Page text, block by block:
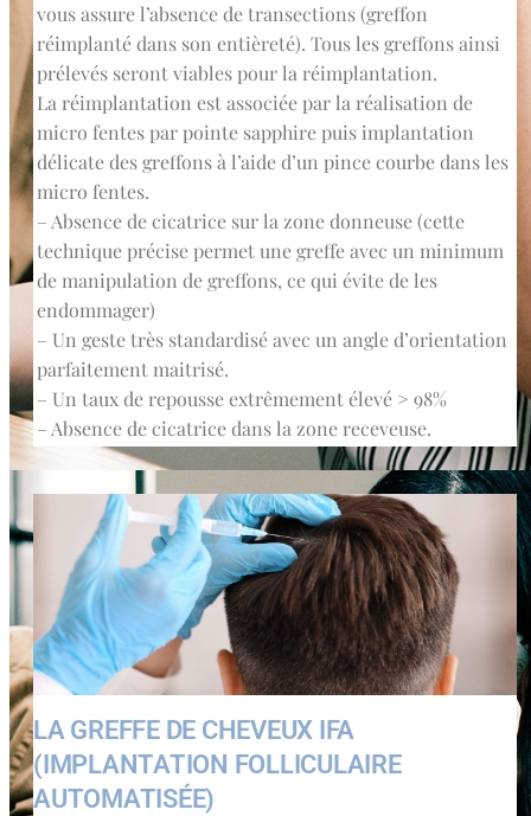
vous assure l’absence de transections (greffon
réimplanté dans son entièreté). Tous les greffons ainsi
prélevés seront viables pour la réimplantation.
La réimplantation est associée par la réalisation de
micro fentes par pointe sapphire puis implantation
délicate des greffons à l’aide d’un pince courbe dans les
micro fentes.
– Absence de cicatrice sur la zone donneuse (cette
technique précise permet une greffe avec un minimum
de manipulation de greffons, ce qui évite de les
endommager)
– Un geste très standardisé avec un angle d’orientation
parfaitement maitrisé.
– Un taux de repousse extrêmement élevé > 98%
– Absence de cicatrice dans la zone receveuse.
LA GREFFE DE CHEVEUX IFA
(IMPLANTATION FOLLICULAIRE
AUTOMATISÉE)